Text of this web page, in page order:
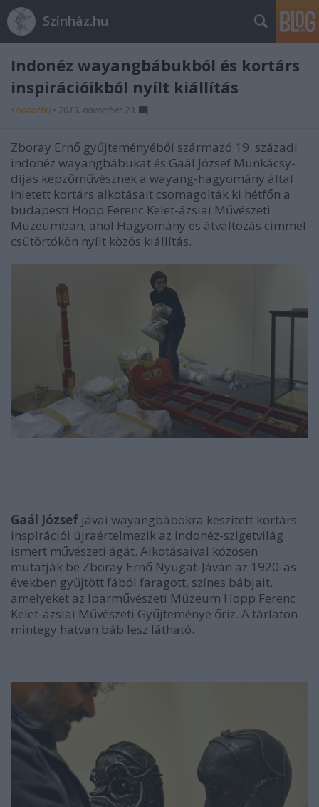
Színház.hu
Indonéz wayangbábukból és kortárs
inspirációikból nyílt kiállítás
szinhazhu • 2013. november 23.
Zboray Ernő gyűjteményéből származó 19. századi
indonéz wayangbábukat és Gaál József Munkácsy-
díjas képzőművésznek a wayang-hagyomány által
ihletett kortárs alkotásait csomagolták ki hétfőn a
budapesti Hopp Ferenc Kelet-ázsiai Művészeti
Múzeumban, ahol Hagyomány és átváltozás címmel
csütörtökön nyílt közös kiállítás.
Gaál József jávai wayangbábokra készített kortárs
inspirációi újraértelmezik az indonéz-szigetvilág
ismert művészeti ágát. Alkotásaival közösen
mutatják be Zboray Ernő Nyugat-Jáván az 1920-as
években gyűjtött fából faragott, színes bábjait,
amelyeket az Iparművészeti Múzeum Hopp Ferenc
Kelet-ázsiai Művészeti Gyűjteménye őriz. A tárlaton
mintegy hatvan báb lesz látható.